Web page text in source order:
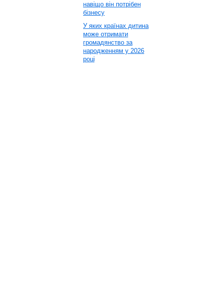
навіщо він потрібен
бізнесу
У яких країнах дитина
може отримати
громадянство за
народженням у 2026
році